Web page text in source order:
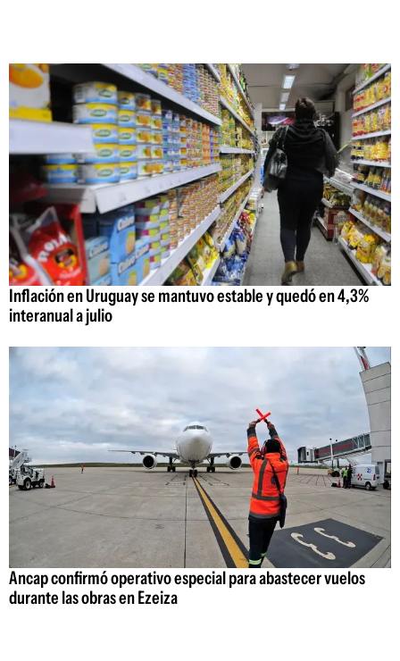
Inflación en Uruguay se mantuvo estable y quedó en 4,3%
interanual a julio
Ancap confirmó operativo especial para abastecer vuelos
durante las obras en Ezeiza